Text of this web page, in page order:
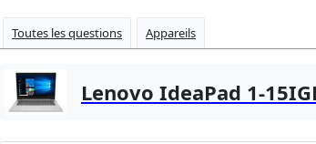
Toutes les questions Appareils
Lenovo IdeaPad 1-